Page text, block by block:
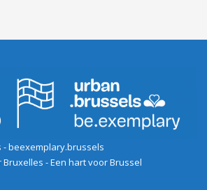
beexemplary.brussels
- Een hart voor Brussel